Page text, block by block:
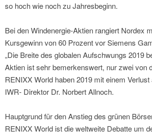
so hoch wie noch zu Jahresbeginn.
Bei den Windenergie-Aktien rangiert Nordex
Kursgewinn von 60 Prozent vor Siemens
„Die Breite des globalen Aufschwungs 2019
Aktien ist sehr bemerkenswert, nur zwei von
RENIXX World haben 2019 mit einem
IWR- Direktor Dr. Norbert Allnoch.
Hauptgrund für den Anstieg des grünen
RENIXX World ist die weltweite Debatte um